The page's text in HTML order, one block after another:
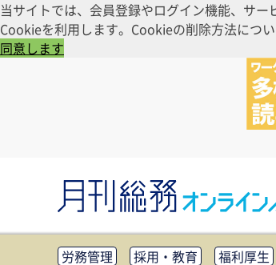
当サイトでは、会員登録やログイン機能、サ
Cookieを利用します。Cookieの削除方法につ
同意します
労務管理 採用・教育 福利厚生